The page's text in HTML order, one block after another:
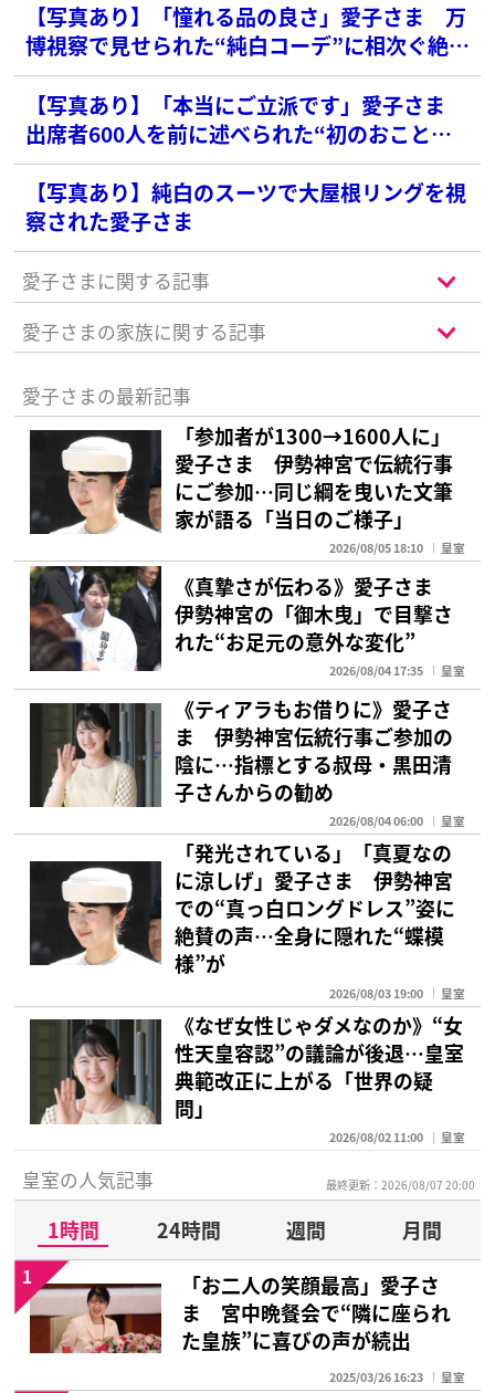
【写真あり】「憧れる品の良さ」愛子さま 万
博視察で見せられた“純白コーデ”に相次ぐ絶賛
の声
【写真あり】「本当にご立派です」愛子さま
出席者600人を前に述べられた“初のおこと
ば”に感激の声続々
【写真あり】純白のスーツで大屋根リングを視
察された愛子さま
愛子さまに関する記事
愛子さまの家族に関する記事
愛子さまの最新記事
「参加者が1300→1600人に」
愛子さま 伊勢神宮で伝統行事
にご参加…同じ綱を曳いた文筆
家が語る「当日のご様子」
2026/08/05 18:10 皇室
《真摯さが伝わる》愛子さま
伊勢神宮の「御木曳」で目撃さ
れた“お足元の意外な変化”
2026/08/04 17:35 皇室
《ティアラもお借りに》愛子さ
ま 伊勢神宮伝統行事ご参加の
陰に…指標とする叔母・黒田清
子さんからの勧め
2026/08/04 06:00 皇室
「発光されている」「真夏なの
に涼しげ」愛子さま 伊勢神宮
での“真っ白ロングドレス”姿に
絶賛の声…全身に隠れた“蝶模
様”が
2026/08/03 19:00 皇室
《なぜ女性じゃダメなのか》“女
性天皇容認”の議論が後退…皇室
典範改正に上がる「世界の疑
問」
2026/08/02 11:00 皇室
皇室の人気記事 最終更新：2026/08/07 20:00
1時間 24時間 週間
月間
「お二人の笑顔最高」愛子さ
ま 宮中晩餐会で“隣に座られ
た皇族”に喜びの声が続出
2025/03/26 16:23 皇室
1